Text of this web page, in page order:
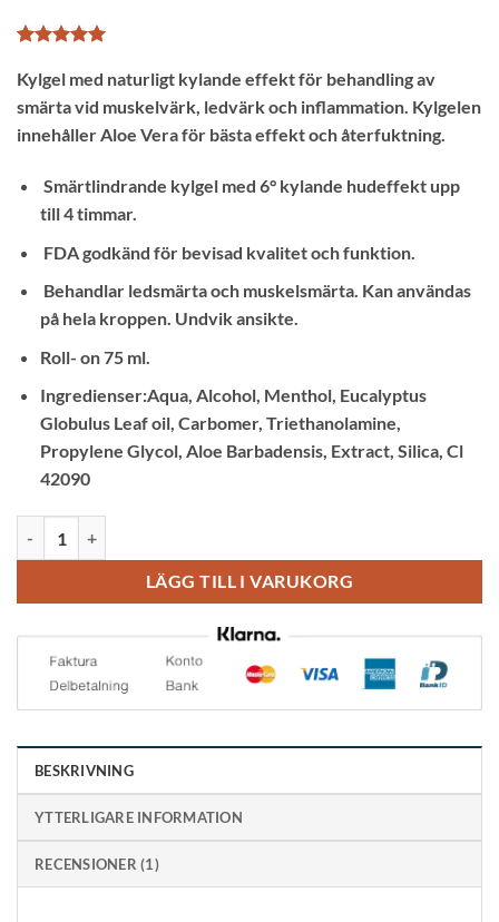
av 5
baserat på
kundrecension
Kylgel med naturligt kylande effekt för behandling av
smärta vid muskelvärk, ledvärk och inflammation. Kylgelen
innehåller Aloe Vera för bästa effekt och återfuktning.
Smärtlindrande kylgel med 6° kylande hudeffekt upp
till 4 timmar.
FDA godkänd för bevisad kvalitet och funktion.
Behandlar ledsmärta och muskelsmärta. Kan användas
på hela kroppen. Undvik ansikte.
Roll- on 75 ml.
Ingredienser:Aqua, Alcohol, Menthol, Eucalyptus
Globulus Leaf oil, Carbomer, Triethanolamine,
Propylene Glycol, Aloe Barbadensis, Extract, Silica, Cl
42090
LÄGG TILL I VARUKORG
BESKRIVNING
YTTERLIGARE INFORMATION
RECENSIONER (1)